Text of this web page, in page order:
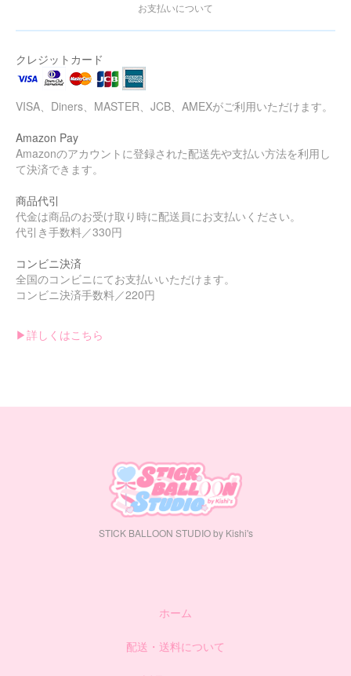
お支払いについて
クレジットカード
VISA、Diners、MASTER、JCB、AMEXがご利用いただけます。
Amazon Pay
Amazonのアカウントに登録された配送先や支払い方法を利用し
て決済できます。
商品代引
代金は商品のお受け取り時に配送員にお支払いください。
代引き手数料／330円
コンビニ決済
全国のコンビニにてお支払いいただけます。
コンビニ決済手数料／220円
▶︎詳しくはこちら
STICK BALLOON STUDIO by Kishi's
ホーム
配送・送料について